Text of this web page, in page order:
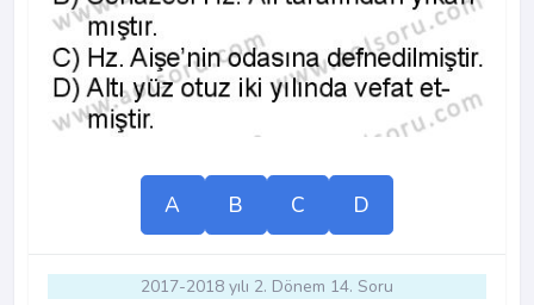
A B C D
2017-2018 yılı 2. Dönem 14. Soru